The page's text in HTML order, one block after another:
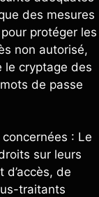
des mesures
protéger les
non autorisé,
le cryptage des
de passe
: Le
sur leurs
de
traitants